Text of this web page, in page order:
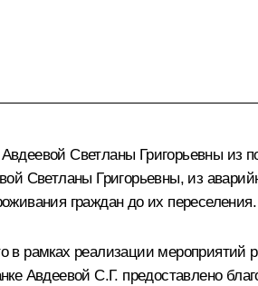
Светланы Григорьевны из
Светланы Григорьевны, из
граждан до их переселения.
рамках реализации мероприятий
Авдеевой С.Г. предоставлено